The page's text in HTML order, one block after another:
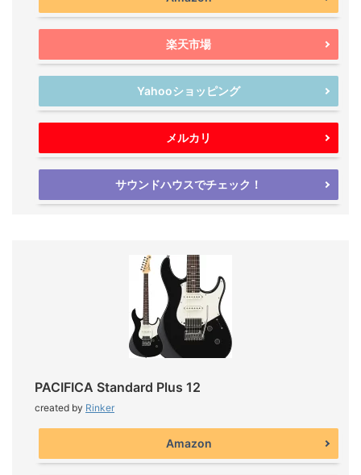
楽天市場
Yahooショッピング
メルカリ
サウンドハウスでチェック！
PACIFICA Standard Plus 12
created by Rinker
Amazon